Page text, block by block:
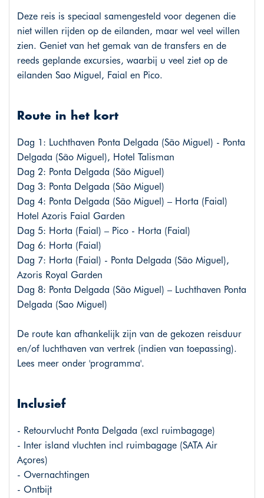
Deze reis is speciaal samengesteld voor degenen die
niet willen rijden op de eilanden, maar wel veel willen
zien. Geniet van het gemak van de transfers en de
reeds geplande excursies, waarbij u veel ziet op de
eilanden Sao Miguel, Faial en Pico.
Route in het kort
Dag 1: Luchthaven Ponta Delgada (São Miguel) - Ponta
Delgada (São Miguel), Hotel Talisman
Dag 2: Ponta Delgada (São Miguel)
Dag 3: Ponta Delgada (São Miguel)
Dag 4: Ponta Delgada (São Miguel) – Horta (Faial)
Hotel Azoris Faial Garden
Dag 5: Horta (Faial) – Pico - Horta (Faial)
Dag 6: Horta (Faial)
Dag 7: Horta (Faial) - Ponta Delgada (São Miguel),
Azoris Royal Garden
Dag 8: Ponta Delgada (São Miguel) – Luchthaven Ponta
Delgada (Sao Miguel)
De route kan afhankelijk zijn van de gekozen reisduur
en/of luchthaven van vertrek (indien van toepassing).
Lees meer onder 'programma'.
Inclusief
- Retourvlucht Ponta Delgada (excl ruimbagage)
- Inter island vluchten incl ruimbagage (SATA Air
Açores)
- Overnachtingen
- Ontbijt